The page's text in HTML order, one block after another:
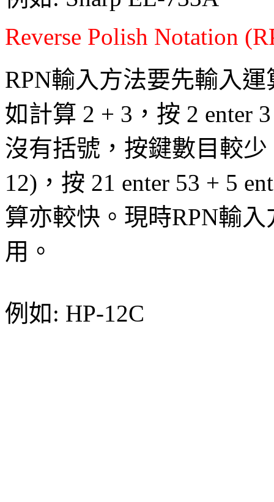
Reverse Polish Notation
RPN輸入方法要先輸入
如計算 2 + 3，按 2 enter
沒有括號，按鍵數目較
12) ，按 21 enter 53 + 5
算亦較快。現時RPN輸
用。
例如: HP-12C